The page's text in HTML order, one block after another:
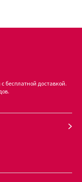
функции.
и защищает дерму
бесплатной доставкой.